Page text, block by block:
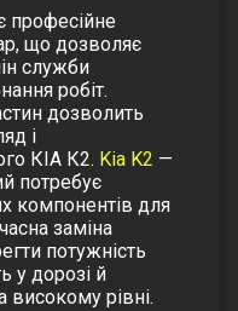
професійне
що дозволяє
служби
робіт.
дозволить
і
КІА К2. Kia K2 —
потребує
компонентів для
заміна
потужність
у дорозі й
високому рівні.